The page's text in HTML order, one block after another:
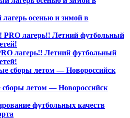
осенью и зимой в
лагерь!! Летний футбольный
летом — Новороссийск